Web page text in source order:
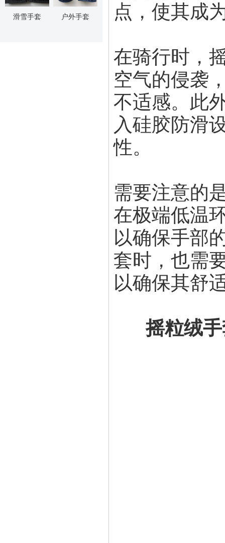
滑雪手套 户外手套
点，使其成
在骑行时，
空气的侵袭
不适感。此
入硅胶防滑
性。
需要注意的
在极端低温环
以确保手部
套时，也需要
以确保其舒
摇粒绒